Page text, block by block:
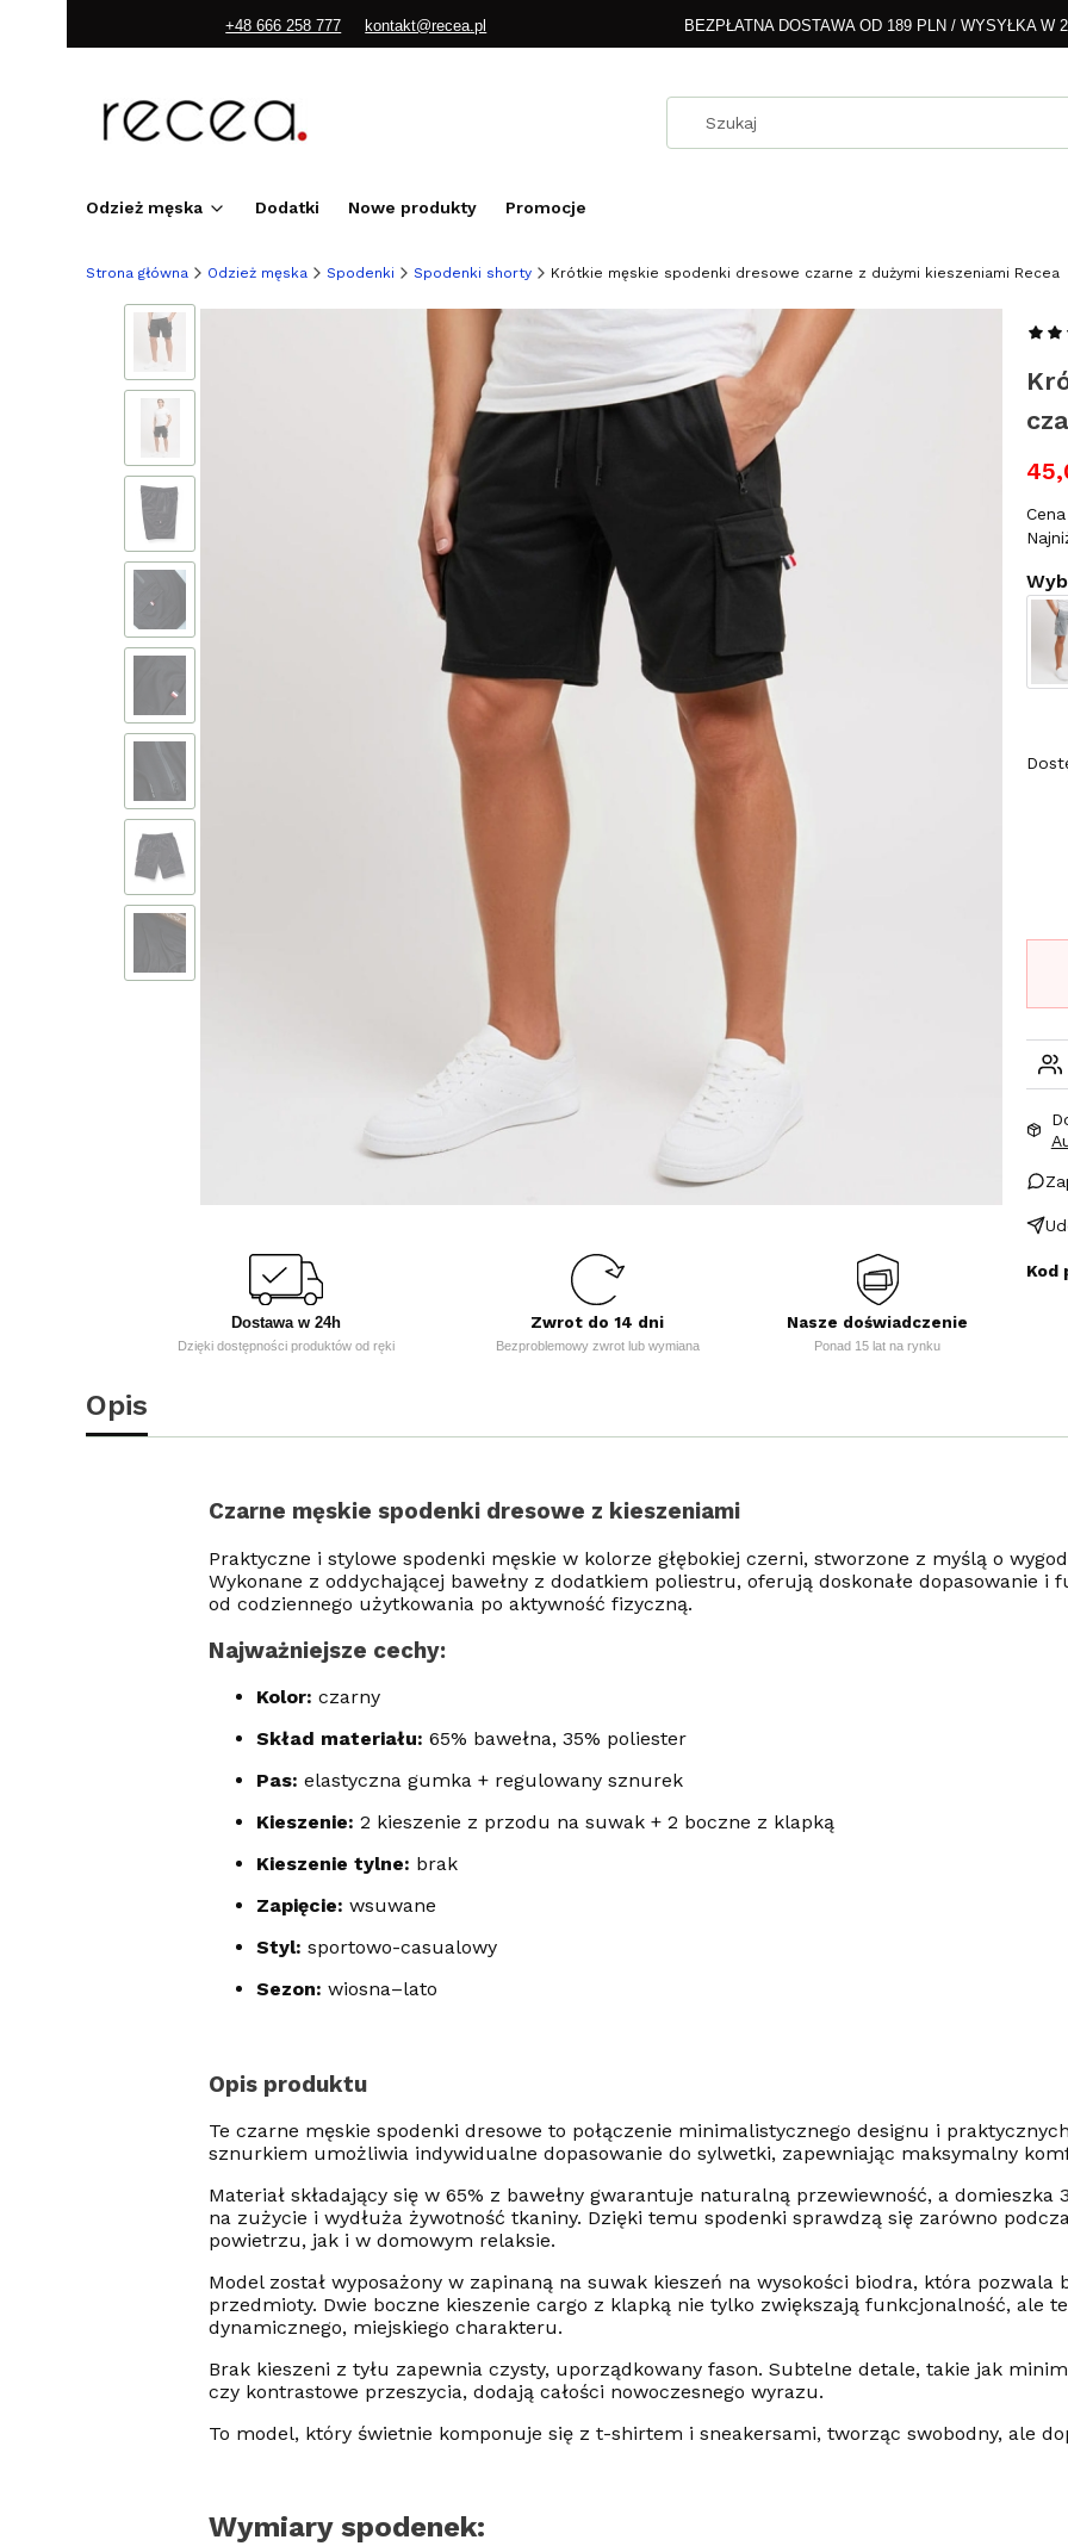
+48 666 258 777 kontakt@recea.pl BEZPŁATNA DOSTAWA OD 189 PLN / WYSYŁKA W
Odzież męska Dodatki Nowe produkty Promocje
Strona główna Odzież męska Spodenki Spodenki shorty Krótkie męskie spodenki dresowe czarne z dużymi kieszeniami Recea
Dostawa w 24h
Dzięki dostępności produktów od ręki
Zwrot do 14 dni
Bezproblemowy zwrot lub wymiana
Nasze doświadczenie
Ponad 15 lat na rynku
Kod
Opis
Czarne męskie spodenki dresowe z kieszeniami
Praktyczne i stylowe spodenki męskie w kolorze głębokiej czerni, stworzone z myślą o
Wykonane z oddychającej bawełny z dodatkiem poliestru, oferują doskonałe dopasowanie i
od codziennego użytkowania po aktywność fizyczną.
Najważniejsze cechy:
Kolor: czarny
Skład materiału: 65% bawełna, 35% poliester
Pas: elastyczna gumka + regulowany sznurek
Kieszenie: 2 kieszenie z przodu na suwak + 2 boczne z klapką
Kieszenie tylne: brak
Zapięcie: wsuwane
Styl: sportowo-casualowy
Sezon: wiosna–lato
Opis produktu
Te czarne męskie spodenki dresowe to połączenie minimalistycznego designu i
sznurkiem umożliwia indywidualne dopasowanie do sylwetki, zapewniając maksymalny
Materiał składający się w 65% z bawełny gwarantuje naturalną przewiewność, a
na zużycie i wydłuża żywotność tkaniny. Dzięki temu spodenki sprawdzą się zarówno
powietrzu, jak i w domowym relaksie.
Model został wyposażony w zapinaną na suwak kieszeń na wysokości biodra, która
przedmioty. Dwie boczne kieszenie cargo z klapką nie tylko zwiększają funkcjonalność, ale
dynamicznego, miejskiego charakteru.
Brak kieszeni z tyłu zapewnia czysty, uporządkowany fason. Subtelne detale, takie jak
czy kontrastowe przeszycia, dodają całości nowoczesnego wyrazu.
To model, który świetnie komponuje się z t-shirtem i sneakersami, tworząc swobodny, ale
Wymiary spodenek: